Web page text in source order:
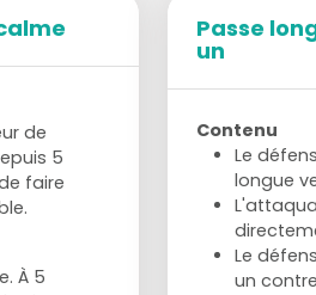
de
5
faire
À 5
Passe
un
Contenu
Le
longue
Le
un